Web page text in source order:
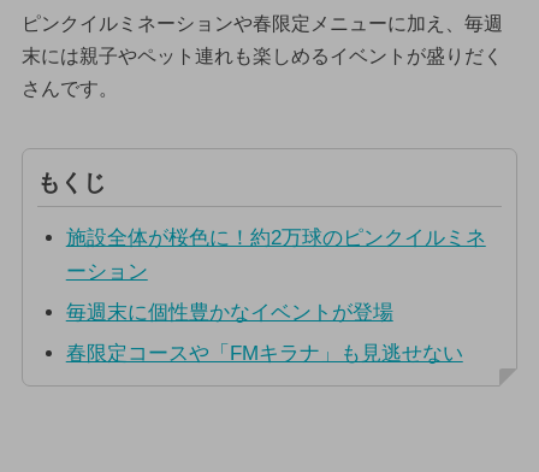
ピンクイルミネーションや春限定メニューに加え、毎週
末には親子やペット連れも楽しめるイベントが盛りだく
さんです。
もくじ
施設全体が桜色に！約2万球のピンクイルミネ
ーション
毎週末に個性豊かなイベントが登場
春限定コースや「FMキラナ」も見逃せない